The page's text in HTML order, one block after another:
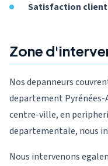
Satisfaction client
Zone
Nos depanneurs
departement Pyrénées-
centre-ville, en
departementale, nous
Nous intervenons